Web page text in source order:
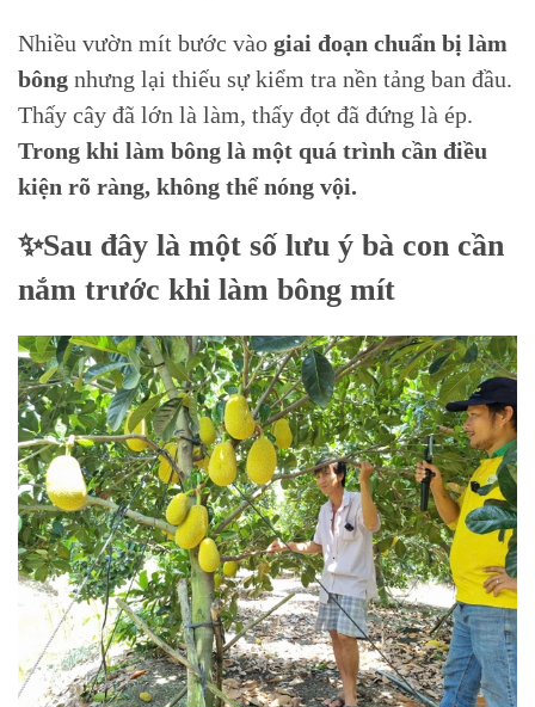
Nhiều vườn mít bước vào giai đoạn chuẩn bị làm
bông nhưng lại thiếu sự kiểm tra nền tảng ban đầu.
Thấy cây đã lớn là làm, thấy đọt đã đứng là ép.
Trong khi làm bông là một quá trình cần điều
kiện rõ ràng, không thể nóng vội.
✨Sau đây là một số lưu ý bà con cần
nắm trước khi làm bông mít